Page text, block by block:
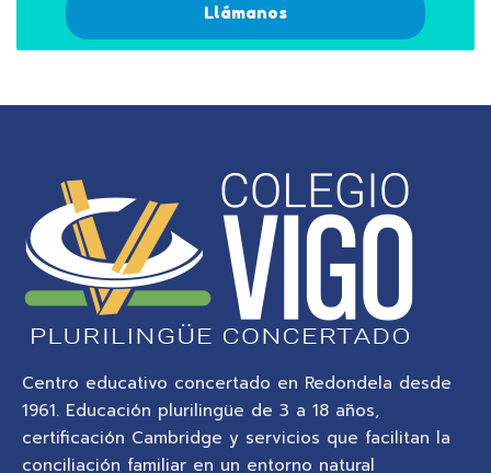
Llámanos
Centro educativo concertado en Redondela desde
1961. Educación plurilingüe de 3 a 18 años,
certificación Cambridge y servicios que facilitan la
conciliación familiar en un entorno natural